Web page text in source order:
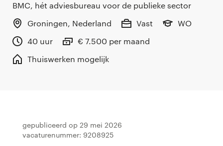
BMC, hét adviesbureau voor de publieke sector
Groningen, Nederland
Vast
WO
40 uur
€ 7.500 per maand
Thuiswerken mogelijk
Gepubliceerd op 29 mei 2026
Vacaturenummer: 9208925